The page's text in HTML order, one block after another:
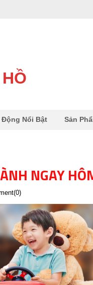
Động Nổi Bật Sản
NGAY